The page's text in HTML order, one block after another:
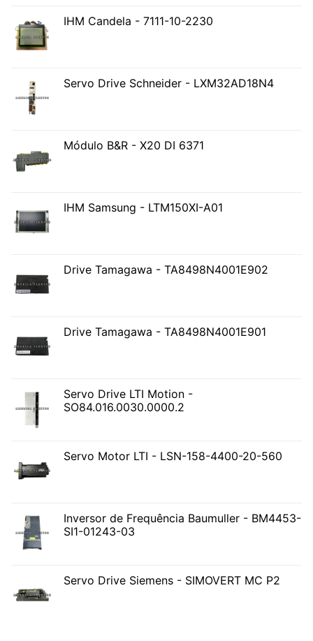
IHM Candela - 7111-10-2230
Servo Drive Schneider - LXM32AD18N4
Módulo B&R - X20 DI 6371
IHM Samsung - LTM150XI-A01
Drive Tamagawa - TA8498N4001E902
Drive Tamagawa - TA8498N4001E901
Servo Drive LTI Motion -
SO84.016.0030.0000.2
Servo Motor LTI - LSN-158-4400-20-560
Inversor de Frequência Baumuller - BM4453-
SI1-01243-03
Servo Drive Siemens - SIMOVERT MC P2